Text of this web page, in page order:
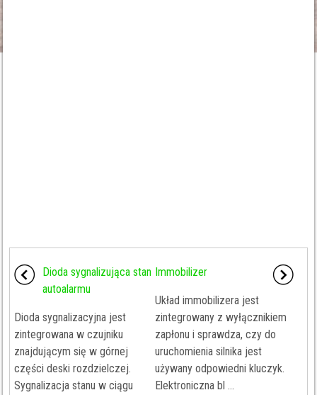
Dioda sygnalizująca stan
autoalarmu
Dioda sygnalizacyjna jest
zintegrowana w czujniku
znajdującym się w górnej
części deski rozdzielczej.
Sygnalizacja stanu w ciągu
Immobilizer
Układ immobilizera jest
zintegrowany z wyłącznikiem
zapłonu i sprawdza, czy do
uruchomienia silnika jest
używany odpowiedni kluczyk.
Elektroniczna bl ...